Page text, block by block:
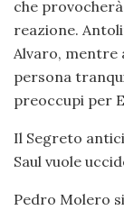
che
reazione.
Alvaro, mentre
persona
preoccupi per
Il Segreto
Saul vuole
Pedro Molero